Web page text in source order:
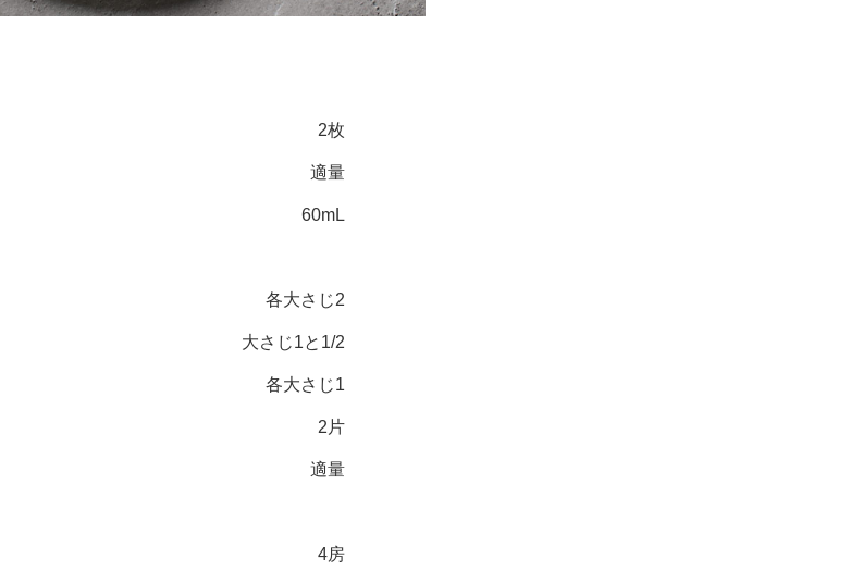
2枚
適量
60mL
各大さじ2
大さじ1と1/2
各大さじ1
2片
適量
4房